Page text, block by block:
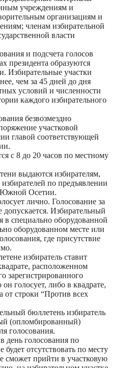
учреждениям и
организациям и
членам избирательной
власти
и подсчета голосов
президента образуются
Избирательные участки
чем за 45 дней до дня
условий и численности
каждого избирательного
безвозмездно
участковой
главой соответствующей
с 8 до 20 часов по местному
выдаются избирателям,
по предъявлении
Южной Осетии.
лично. Голосование за
допускается. Избирательный
в специально оборудованной
оборудованном месте или
где присутствие
избиратель ставит
расположенном
зарегистрированного
он голосует, либо в квадрате,
от строки “Против всех
бюллетень избиратель
(опломбированный)
голосования.
день голосования по
отсутствовать по месту
сможет прийти в участковую